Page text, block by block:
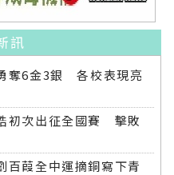
訊
奪6金3銀 各校表現亮
初次出征全國賽 擊敗
百葭全中運摘銅寫下青